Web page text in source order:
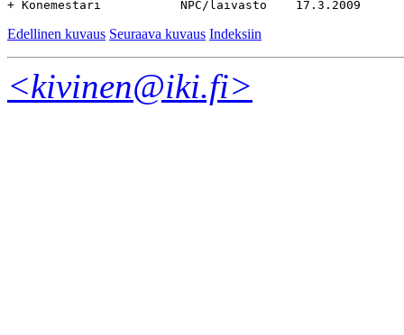
Edellinen kuvaus Seuraava kuvaus Indeksiin
<kivinen@iki.fi>